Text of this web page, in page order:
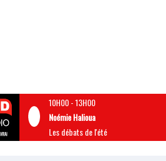
10H00-13H00
Noémie Halioua
Les débats de l'été